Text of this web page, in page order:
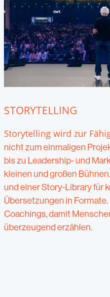
STORYTELLING
Storytelling wird zur
nicht zum einmaligen
bis zu Leadership- und
kleinen und großen
und einer Story-Library für
Übersetzungen in
Coachings, damit
überzeugend erzählen.